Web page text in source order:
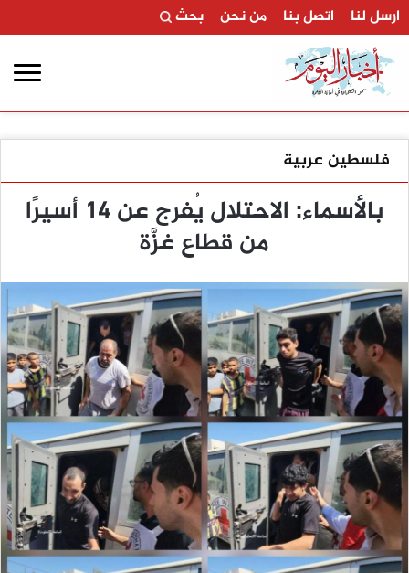
ارسل لنا اتصل بنا من نحن بحث
فلسطين عربية
بالأسماء: الاحتلال يُفرج عن 14 أسيرًا
من قطاع غزَّة